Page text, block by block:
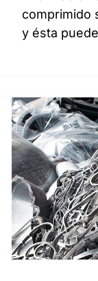
comprimido
y ésta